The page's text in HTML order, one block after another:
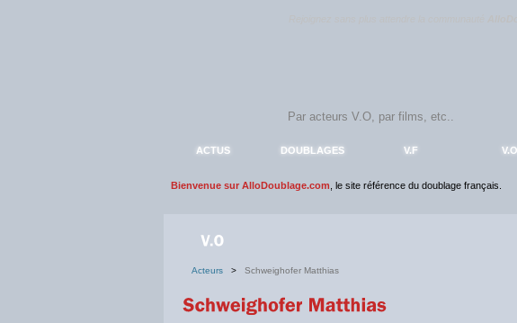
ACTUS DOUBLAGES V.F V.O
Bienvenue sur AlloDoublage.com , le site référence du doublage français.
Acteurs > Schweighofer Matthias